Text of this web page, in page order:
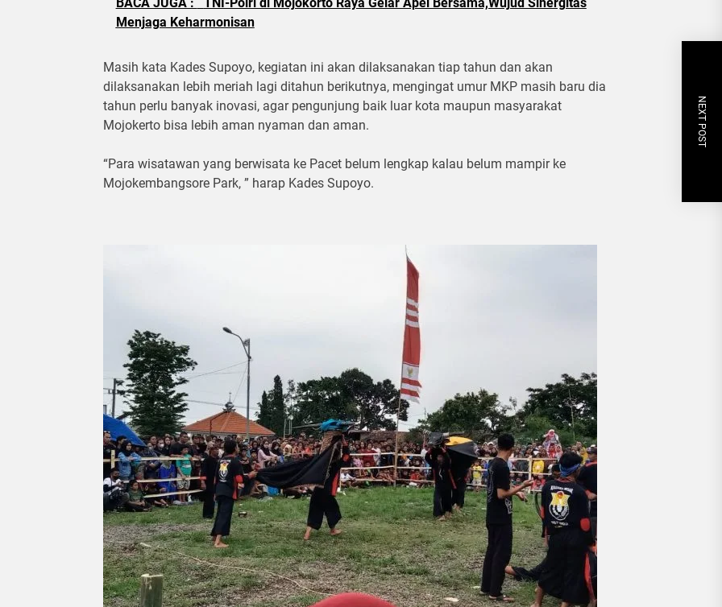
Menjaga Keharmonisan
Masih kata Kades Supoyo, kegiatan ini akan dilaksanakan tiap tahun dan akan
dilaksanakan lebih meriah lagi ditahun berikutnya, mengingat umur MKP masih baru dia
tahun perlu banyak inovasi, agar pengunjung baik luar kota maupun masyarakat
Mojokerto bisa lebih aman nyaman dan aman.
“Para wisatawan yang berwisata ke Pacet belum lengkap kalau belum mampir ke
Mojokembangsore Park, ” harap Kades Supoyo.
NEXT POST